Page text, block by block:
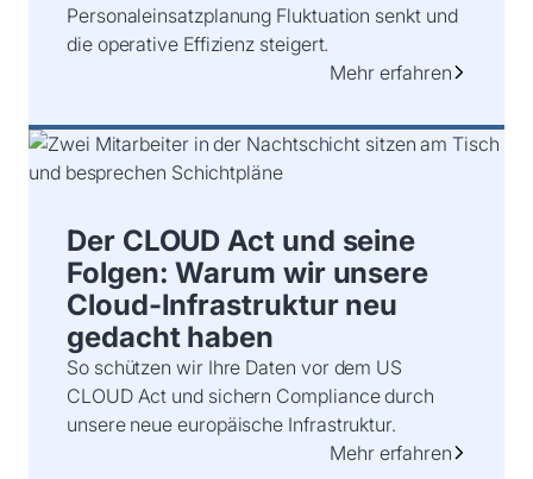
Personaleinsatzplanung Fluktuation senkt und
die operative Effizienz steigert.
Mehr erfahren
Der CLOUD Act und seine
Folgen: Warum wir unsere
Cloud-Infrastruktur neu
gedacht haben
So schützen wir Ihre Daten vor dem US
CLOUD Act und sichern Compliance durch
unsere neue europäische Infrastruktur.
Mehr erfahren